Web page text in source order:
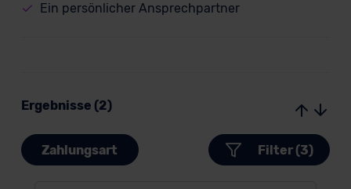
Ein persönlicher Ansprechpartner
Ergebnisse (2)
Zahlungsart Filter (3)